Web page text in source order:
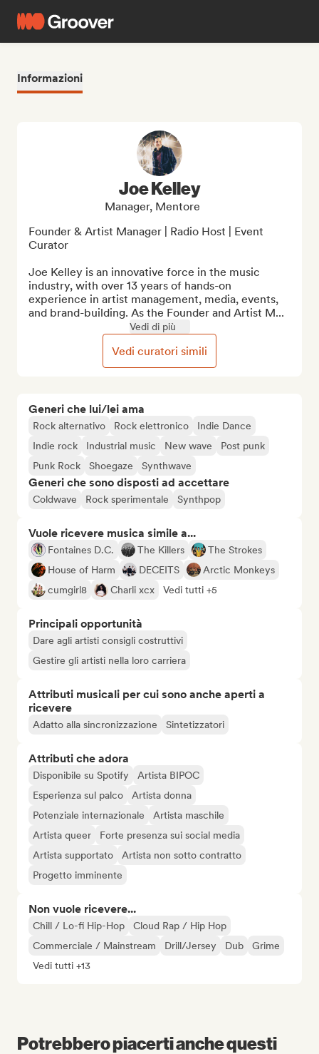
Informazioni
Generi che lui/lei ama
Rock alternativo Rock elettronico
Indie Dance
Indie rock
Industrial music New wave
Post punk
Punk Rock
Shoegaze Synthwave
Generi che sono disposti ad accettare
Coldwave Rock sperimentale Synthpop
Vuole ricevere musica simile a...
Fontaines D.C. The Killers
The Strokes
House of Harm
DECEITS
Arctic Monkeys
cumgirl8
Charli xcx Vedi tutti +5
Principali opportunità
Dare agli artisti consigli costruttivi
Gestire gli artisti nella loro carriera
Attributi musicali per cui sono anche aperti a
ricevere
Adatto alla sincronizzazione Sintetizzatori
Attributi che adora
Disponibile su Spotify
Artista BIPOC
Esperienza sul palco
Artista donna
Potenziale internazionale
Artista maschile
Artista queer
Forte presenza sui social media
Artista supportato
Artista non sotto contratto
Progetto imminente
Non vuole ricevere...
Chill / Lo-fi Hip-Hop
Cloud Rap / Hip Hop
Commerciale / Mainstream
Drill/Jersey Dub
Grime
Vedi tutti +13
Joe Kelley
Manager, Mentore
Founder & Artist Manager | Radio Host | Event
Curator
Joe Kelley is an innovative force in the music
industry, with over 13 years of hands-on
experience in artist management, media, events,
and brand-building. As the Founder and Artist M...
Vedi di più
Vedi curatori simili
Potrebbero piacerti anche questi